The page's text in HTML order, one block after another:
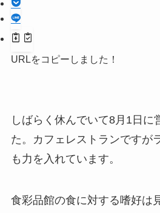
URLをコピーしました！
しばらく休んでいて8月1日に
た。カフェレストランですが
も力を入れています。
食彩品館の食に対する嗜好は